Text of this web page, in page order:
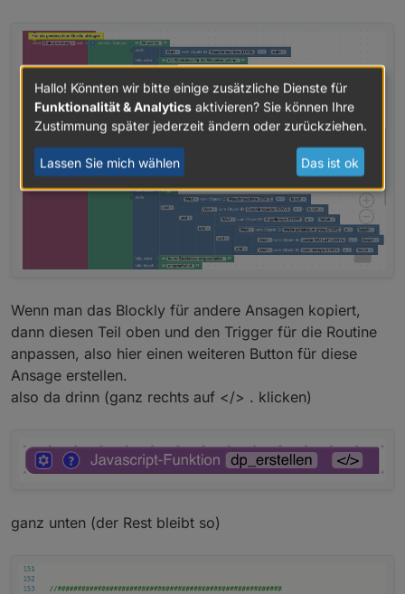
können dann mit eigenen Werten überschrieben
Die Bilder bzw. Icon links und rechts habe ich als
Base64 eingefügt. Ich benutze dafür das hier:
https://www.base64-image.de/
Wenn iQontrol installiert ist, dann funktioniert auch der
Pfad zu einem Icon (einfach den eingestellten Pfad
zum Icon aus iQontrol kopieren und einfügen)
In den eigenen 02_HTML_Eigene_Einstellungen kann
alles selbst an die eigenen Wünsche angepasst
Hier noch ein kurzes GiF
(klick auf das linke Icon schaltet die Farbeinstellungen
durch. klick auf das rechte Icon blendet die Tabelle ein
und aus bzw. schaltet auf aktiv/inaktiv)
Routine erstellen
Wenn man das Blockly für andere Ansagen kopiert,
dann diesen Teil oben und den Trigger für die Routine
anpassen, also hier einen weiteren Button für diese
Ansage erstellen.
also da drinn (ganz rechts auf </> . klicken)
ganz unten (der Rest bleibt so)
Hallo! Könnten wir bitte einige zusätzliche Dienste für
Funktionalität & Analytics aktivieren? Sie können Ihre
Zustimmung später jederzeit ändern oder zurückziehen.
Lassen Sie mich wählen Das ist ok